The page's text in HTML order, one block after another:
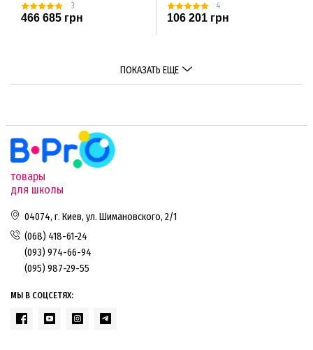
3
466 685 грн
4
106 201 грн
ПОКАЗАТЬ ЕЩЕ
товары
для школы
04074, г. Киев, ул. Шимановского, 2/1
(068) 418-61-24
(093) 974-66-94
(095) 987-29-55
МЫ В СОЦСЕТЯХ: